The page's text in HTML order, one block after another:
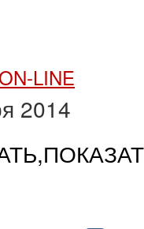
LINE
2014